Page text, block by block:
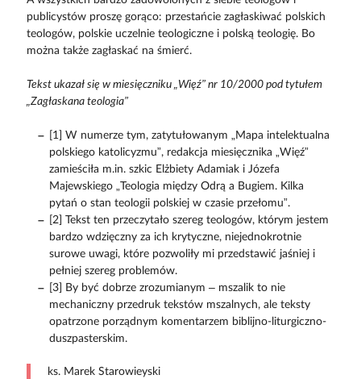
publicystów proszę gorąco: przestańcie zagłaskiwać polskich
teologów, polskie uczelnie teologiczne i polską teologię. Bo
można także zagłaskać na śmierć.
Tekst ukazał się w miesięczniku „Więź” nr 10/2000 pod tytułem
„Zagłaskana teologia”
[1] W numerze tym, zatytułowanym „Mapa intelektualna
polskiego katolicyzmu”, redakcja miesięcznika „Więź”
zamieściła m.in. szkic Elżbiety Adamiak i Józefa
Majewskiego „Teologia między Odrą a Bugiem. Kilka
pytań o stan teologii polskiej w czasie przełomu”.
[2] Tekst ten przeczytało szereg teologów, którym jestem
bardzo wdzięczny za ich krytyczne, niejednokrotnie
surowe uwagi, które pozwoliły mi przedstawić jaśniej i
pełniej szereg problemów.
[3] By być dobrze zrozumianym – mszalik to nie
mechaniczny przedruk tekstów mszalnych, ale teksty
opatrzone porządnym komentarzem biblijno-liturgiczno-
duszpasterskim.
ks. Marek Starowieyski